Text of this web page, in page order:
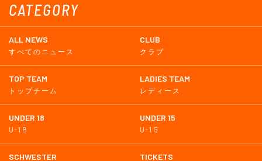
CATEGORY
ALL NEWS
すべてのニュース
CLUB
クラブ
TOP TEAM
トップチーム
LADIES TEAM
レディース
UNDER 18
U-18
UNDER 15
U-15
SCHWESTER TICKETS